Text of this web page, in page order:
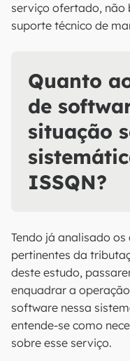
serviço ofertado, não
suporte técnico de
Quanto
de
situação
ISSQN?
Tendo já analisado
pertinentes da
deste estudo,
enquadrar a
software nessa
entende-se como
sobre esse serviço.